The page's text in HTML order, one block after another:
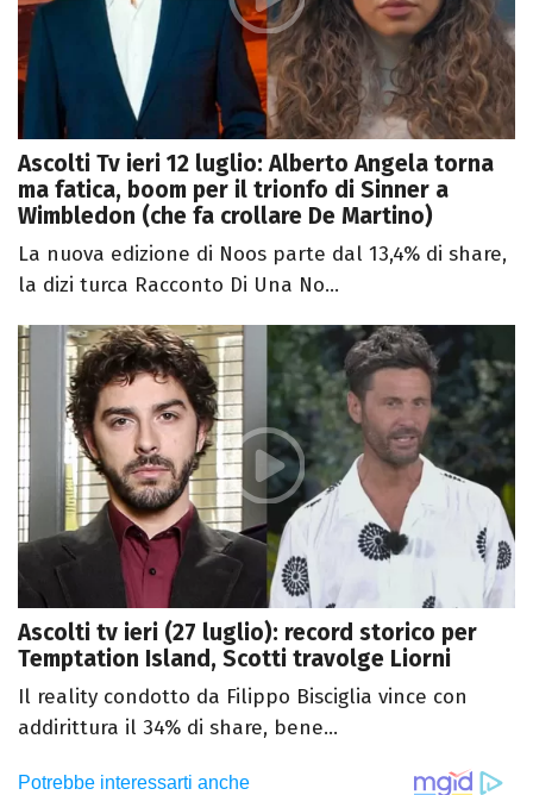
Ascolti Tv ieri 12 luglio: Alberto Angela torna
ma fatica, boom per il trionfo di Sinner a
Wimbledon (che fa crollare De Martino)
La nuova edizione di Noos parte dal 13,4% di share,
la dizi turca Racconto Di Una No...
Ascolti tv ieri (27 luglio): record storico per
Temptation Island, Scotti travolge Liorni
Il reality condotto da Filippo Bisciglia vince con
addirittura il 34% di share, bene...